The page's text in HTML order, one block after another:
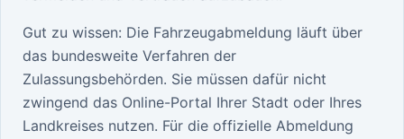
Gut zu wissen: Die Fahrzeugabmeldung läuft über
das bundesweite Verfahren der
Zulassungsbehörden. Sie müssen dafür nicht
zwingend das Online-Portal Ihrer Stadt oder Ihres
Landkreises nutzen. Für die offizielle Abmeldung